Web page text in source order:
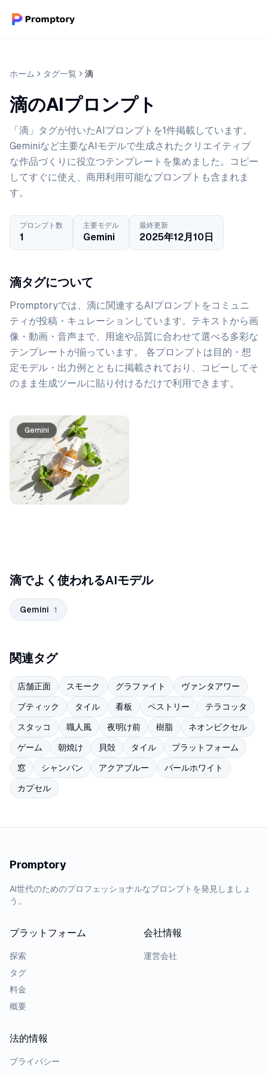
ホーム タグ一覧 滴
滴のAIプロンプト
「滴」タグが付いたAIプロンプトを1件掲載しています。
Geminiなど主要なAIモデルで生成されたクリエイティブ
な作品づくりに役立つテンプレートを集めました。コピー
してすぐに使え、商用利用可能なプロンプトも含まれま
す。
プロンプト数
1
主要モデル
Gemini
最終更新
2025年12月10日
滴タグについて
Promptoryでは、 滴に関連するAIプロンプトをコミュニ
ティが投稿・キュレーションしています。 テキストから画
像・動画・音声まで、用途や品質に合わせて選べる多彩な
テンプレートが揃っています。 各プロンプトは目的・想
定モデル・出力例とともに掲載されており、コピーしてそ
のまま生成ツールに貼り付けるだけで利用できます。
プロンプト一覧
Gemini
滴でよく使われるAIモデル
Gemini 1
関連タグ
店舗正面 スモーク グラファイト
ヴァンタアワー
ブティック
タイル 看板 ペストリー
テラコッタ
スタッコ
職人風 夜明け前 樹脂
ネオンピクセル
ゲーム
朝焼け 貝殻 タイル
プラットフォーム
窓
シャンパン アクアブルー
パールホワイト
カプセル
Promptory
AI世代のためのプロフェッショナルなプロンプトを発見しましょ
う。
プラットフォーム
探索
タグ
料金
概要
会社情報
運営会社
法的情報
プライバシー